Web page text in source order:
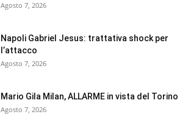
Agosto 7, 2026
Napoli Gabriel Jesus: trattativa shock per
l’attacco
Agosto 7, 2026
Mario Gila Milan, ALLARME in vista del Torino
Agosto 7, 2026